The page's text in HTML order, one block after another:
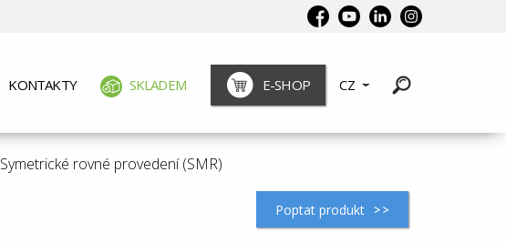
KONTAKTY SKLADEM E-SHOP CZ
Aktuální
Symetrické rovné provedení (SMR)
Poptat produkt